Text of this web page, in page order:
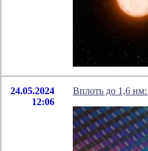
24.05.2024
12:06
Вплоть до 1,6